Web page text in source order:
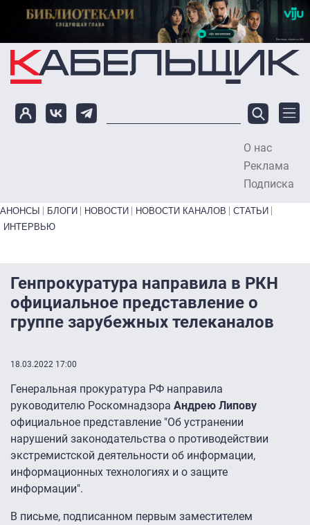
Перейти к основному содержанию
О нас
Реклама
Подписка
Primary links bottom
АНОНСЫ БЛОГИ НОВОСТИ НОВОСТИ КАНАЛОВ
СТАТЬИ
ИНТЕРВЬЮ
Генпрокуратура направила в РКН
официальное представление о
группе зарубежных телеканалов
18.03.2022 17:00
Генеральная прокуратура РФ направила
руководителю Роскомнадзора Андрею Липову
официальное представление "Об устранении
нарушений законодательства о противодействии
экстремистской деятельности об информации,
информационных технологиях и о защите
информации".
В письме, подписанном первым заместителем